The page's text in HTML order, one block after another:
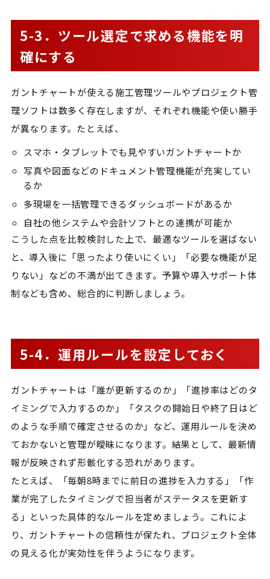
5-3．ツール選定で求める機能を明
確にする
ガントチャートが使える施工管理ツールやプロジェクト管
理ソフトは数多く存在しますが、それぞれ機能や使い勝手
が異なります。たとえば、
スマホ・タブレットでも見やすいガントチャートか
写真や図面などのドキュメント管理機能が充実してい
るか
多現場を一括管理できるダッシュボードがあるか
自社の他システムや会計ソフトとの連携が可能か
こうした点を比較検討した上で、最適なツールを選ばない
と、導入後に「思ったより使いにくい」「必要な機能が足
りない」などの不満が出てきます。予算や導入サポート体
制なども含め、総合的に判断しましょう。
5-4．運用ルールを設定しておく
ガントチャートは「誰が更新するのか」「進捗率はどのタ
イミングで入力するのか」「タスクの開始日や終了日はど
のような手順で確定させるのか」など、運用ルールを決め
ておかないと管理が曖昧になります。結果として、最新情
報が反映されず形骸化する恐れがあります。
たとえば、「毎朝8時までに前日の進捗を入力する」「作
業が完了したタイミングで担当者がステータスを更新す
る」といった具体的なルールを定めましょう。これによ
り、ガントチャートの信頼性が保たれ、プロジェクト全体
の見える化が実効性を伴うようになります。